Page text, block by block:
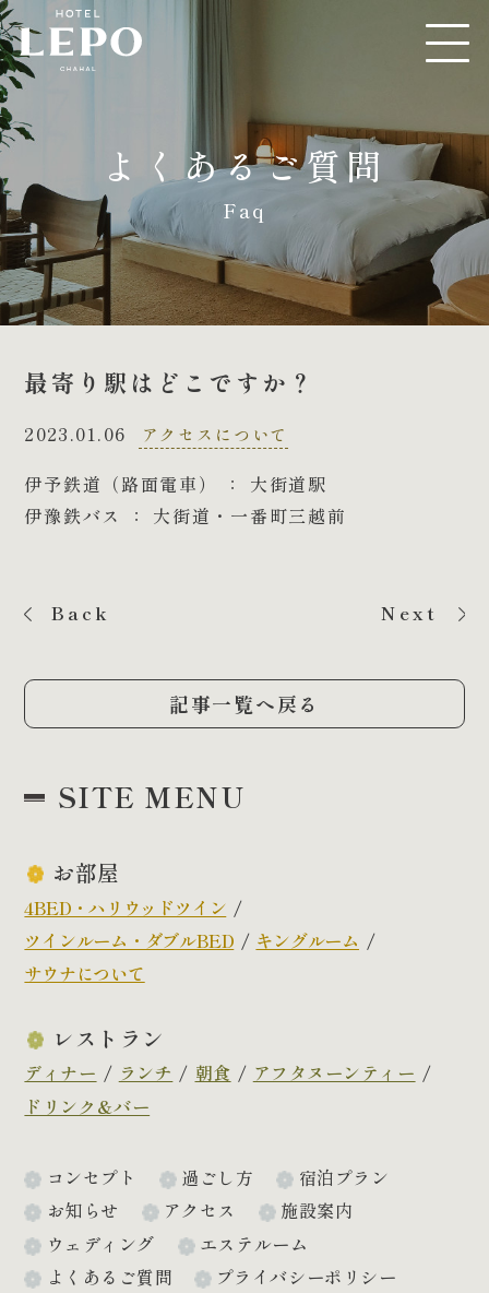
よくあるご質問
Faq
最寄り駅はどこですか？
2023.01.06 アクセスについて
伊予鉄道（路面電車） ： 大街道駅
伊豫鉄バス ： 大街道・一番町三越前
Back Next
記事一覧へ戻る
SITE MENU
お部屋
4BED・ハリウッドツイン
ツインルーム・ダブルBED
キングルーム
サウナについて
レストラン
ディナー ランチ 朝食
アフタヌーンティー
ドリンク&バー
コンセプト 過ごし方
宿泊プラン
お知らせ
アクセス
施設案内
ウェディング
エステルーム
よくあるご質問
プライバシーポリシー